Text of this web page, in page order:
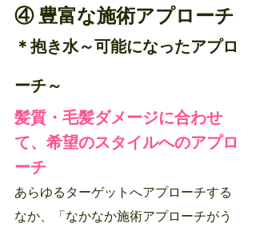
④ 豊富な施術アプローチ
＊抱き水～可能になったアプロ
ーチ～
髪質・毛髪ダメージに合わせ
て、希望のスタイルへのアプロ
ーチ
あらゆるターゲットへアプローチする
なか、「なかなか施術アプローチがう